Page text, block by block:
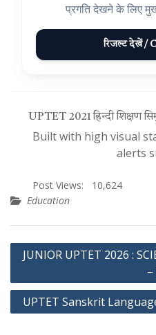
प्रगति देखने के लिए
रिजल्ट देखें /
UPTET 2021 हिन्दी शिक्षण
Built with high visual
alerts
Post Views:
10,624
Education
Post
navigation
JUNIOR UPTET 2026 :
–
UPTET Sanskrit